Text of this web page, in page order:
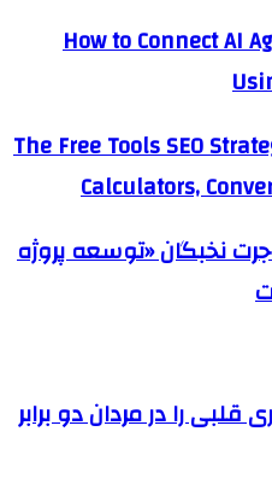
How to Connect AI
The Free Tools SEO
Calculators,
نخبگان «توسعه پروژه
را در مردان دو برابر